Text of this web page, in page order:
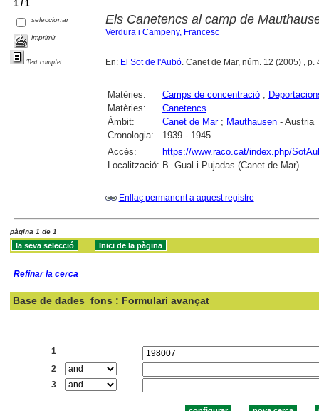
1 / 1
seleccionar
imprimir
Text complet
Els Canetencs al camp de
Verdura i Campeny, Francesc
En: El Sot de l'Aubó. Canet de Mar, núm. 12 (2005) , p.
Matèries: Camps de concentració;
Matèries:
Canetencs
Àmbit:
Canet de Mar; Mauthausen- Austria
Cronologia:
1939 - 1945
Accés:
https://www.raco.cat/index.php/
Localització: B. Gual i Pujadas (Canet de Mar)
Enllaç permanent a aquest registre
pàgina 1 de 1
Refinar la cerca
Base de dades fons : Formulari avançat
1
2
3